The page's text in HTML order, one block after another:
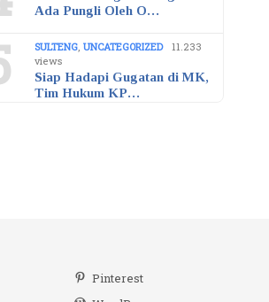
Ada Pungli Oleh O…
SULTENG,UNCATEGORIZED 11.233
views
Siap Hadapi Gugatan di MK,
Tim Hukum KP…
Pinterest